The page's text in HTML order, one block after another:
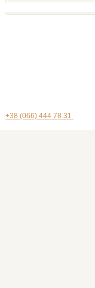
+38 (066) 444 78 31